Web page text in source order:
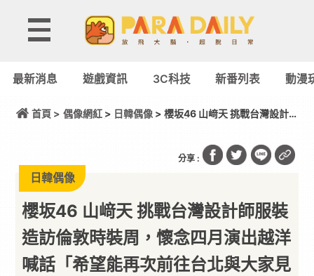
最新消息 遊戲資訊 3C科技 新番列表 動漫
首頁 > 偶像網紅> 日韓偶像 > 櫻坂46 山﨑天 挑戰台灣設計
分享 :
日韓偶像
櫻坂46 山﨑天 挑戰台灣設計師服裝
造訪倫敦時裝周，懷念四月演出越洋
喊話「希望能再次前往台北與大家見